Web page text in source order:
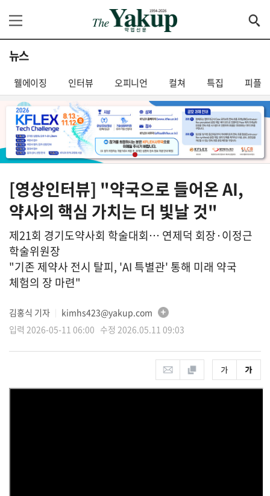
뉴스
웰에이징 인터뷰 오피니언 컬쳐 특집 피플
[영상인터뷰] "약국으로 들어온 AI,
약사의 핵심 가치는 더 빛날 것"
제21회 경기도약사회 학술대회… 연제덕 회장·이정근
학술위원장
"기존 제약사 전시 탈피, 'AI 특별관' 통해 미래 약국
체험의 장 마련"
김홍식 기자
kimhs423@yakup.com
입력 2026-05-11 06:00 수정 2026.05.11 09:03